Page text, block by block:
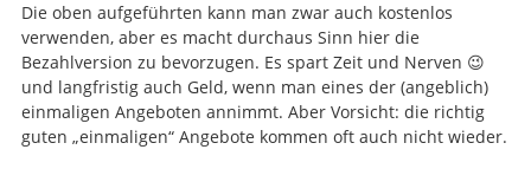
Die oben aufgeführten kann man zwar auch kostenlos
verwenden, aber es macht durchaus Sinn hier die
Bezahlversion zu bevorzugen. Es spart Zeit und Nerven 😉
und langfristig auch Geld, wenn man eines der (angeblich)
einmaligen Angeboten annimmt. Aber Vorsicht: die richtig
guten „einmaligen“ Angebote kommen oft auch nicht wieder.